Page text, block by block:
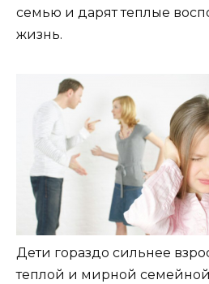
семью и дарят теплые
жизнь.
Дети гораздо сильнее
теплой и мирной